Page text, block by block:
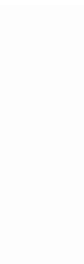
ayudar al otro y